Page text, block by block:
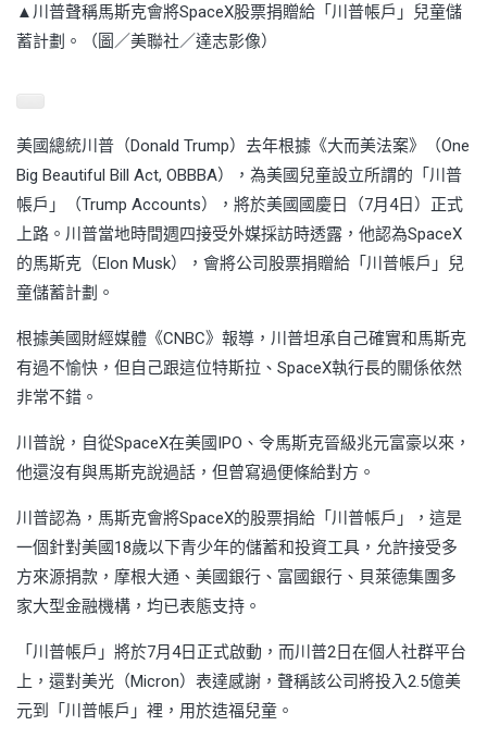
▲川普聲稱馬斯克會將SpaceX股票捐贈給「川普帳戶」兒童儲
蓄計劃。（圖／美聯社／達志影像）
美國總統川普（Donald Trump）去年根據《大而美法案》（One
Big Beautiful Bill Act, OBBBA），為美國兒童設立所謂的「川普
帳戶」（Trump Accounts），將於美國國慶日（7月4日）正式
上路。川普當地時間週四接受外媒採訪時透露，他認為SpaceX
的馬斯克（Elon Musk），會將公司股票捐贈給「川普帳戶」兒
童儲蓄計劃。
根據美國財經媒體《CNBC》報導，川普坦承自己確實和馬斯克
有過不愉快，但自己跟這位特斯拉、SpaceX執行長的關係依然
非常不錯。
川普說，自從SpaceX在美國IPO、令馬斯克晉級兆元富豪以來，
他還沒有與馬斯克說過話，但曾寫過便條給對方。
川普認為，馬斯克會將SpaceX的股票捐給「川普帳戶」，這是
一個針對美國18歲以下青少年的儲蓄和投資工具，允許接受多
方來源捐款，摩根大通、美國銀行、富國銀行、貝萊德集團多
家大型金融機構，均已表態支持。
「川普帳戶」將於7月4日正式啟動，而川普2日在個人社群平台
上，還對美光（Micron）表達感謝，聲稱該公司將投入2.5億美
元到「川普帳戶」裡，用於造福兒童。